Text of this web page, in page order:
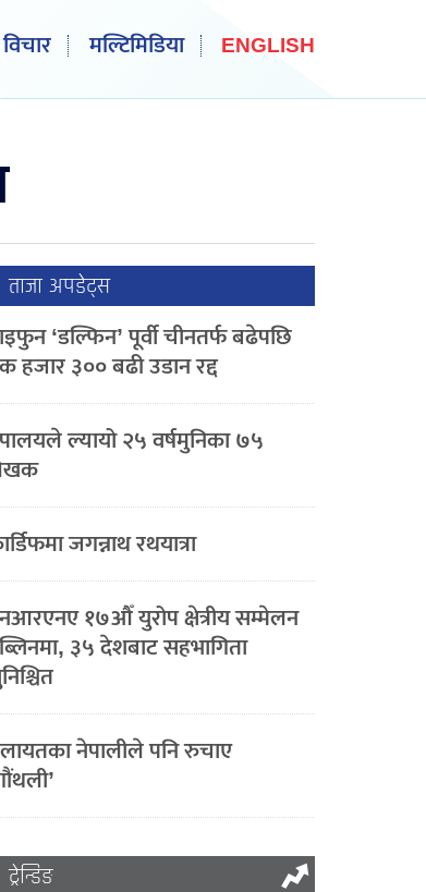
विचार मल्टिमिडिया ENGLISH
ताजा अपडेट्स
‘डल्फिन’ पूर्वी चीनतर्फ बढेपछि
हजार ३०० बढी उडान रद्द
ल्यायो २५ वर्षमुनिका ७५
जगन्नाथ रथयात्रा
१७औँ युरोप क्षेत्रीय सम्मेलन
३५ देशबाट सहभागिता
नेपालीले पनि रुचाए
ट्रेन्डिङ